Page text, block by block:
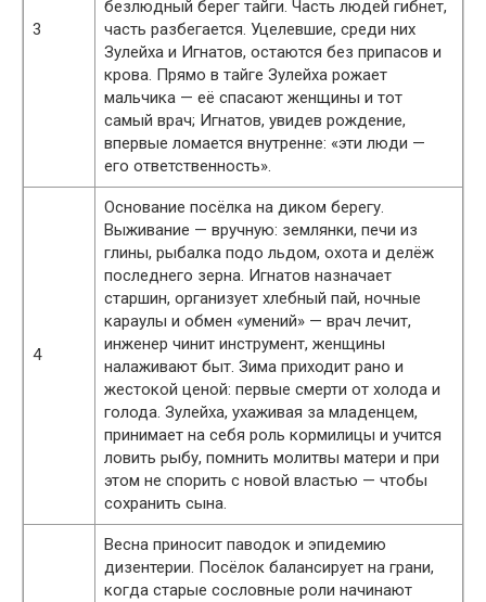
3
безлюдный берег тайги. Часть людей гибнет,
часть разбегается. Уцелевшие, среди них
Зулейха и Игнатов, остаются без припасов и
крова. Прямо в тайге Зулейха рожает
мальчика — её спасают женщины и тот
самый врач; Игнатов, увидев рождение,
впервые ломается внутренне: «эти люди —
его ответственность».
4
Основание посёлка на диком берегу.
Выживание — вручную: землянки, печи из
глины, рыбалка подо льдом, охота и делёж
последнего зерна. Игнатов назначает
старшин, организует хлебный пай, ночные
караулы и обмен «умений» — врач лечит,
инженер чинит инструмент, женщины
налаживают быт. Зима приходит рано и
жестокой ценой: первые смерти от холода и
голода. Зулейха, ухаживая за младенцем,
принимает на себя роль кормилицы и учится
ловить рыбу, помнить молитвы матери и при
этом не спорить с новой властью — чтобы
сохранить сына.
Весна приносит паводок и эпидемию
дизентерии. Посёлок балансирует на грани,
когда старые сословные роли начинают